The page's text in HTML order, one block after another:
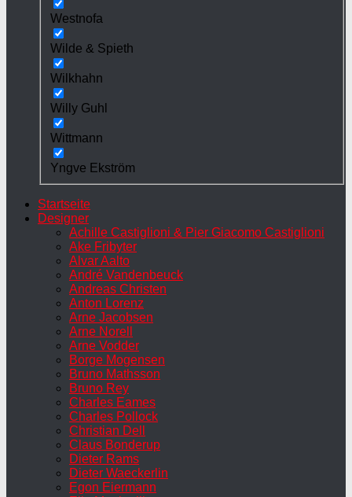
Westnofa
Wilde & Spieth
Wilkhahn
Willy Guhl
Wittmann
Yngve Ekström
Startseite
Designer
Achille Castiglioni & Pier Giacomo Castiglioni
Ake Fribyter
Alvar Aalto
André Vandenbeuck
Andreas Christen
Anton Lorenz
Arne Jacobsen
Arne Norell
Arne Vodder
Borge Mogensen
Bruno Mathsson
Bruno Rey
Charles Eames
Charles Pollock
Christian Dell
Claus Bonderup
Dieter Rams
Dieter Waeckerlin
Egon Eiermann